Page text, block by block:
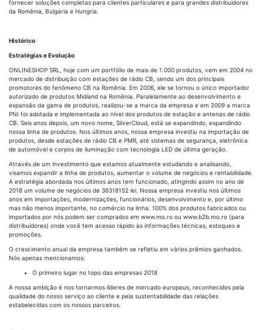
fornecer soluções completas para clientes particulares e para grandes distribuidores
da Romênia, Bulgária e Hungria.
Histórico
Estratégias e Evolução
ONLINESHOP SRL, hoje com um portfólio de mais de 1.000 produtos, vem em 2004 no
mercado de distribuição com estações de rádio CB, sendo um dos principais
promotores do fenômeno CB na Romênia. Em 2006, ele se tornou o único importador
autorizado de produtos Midland na Romênia. Paralelamente ao desenvolvimento e
expansão da gama de produtos, realizou-se a marca da empresa e em 2009 a marca
PNI foi adotada e implementada ao nível dos produtos de estação e antenas de rádio
CB. Seis anos depois, um novo nome, SilverCloud, está se expandindo, expandindo
nossa linha de produtos. Nos últimos anos, nossa empresa investiu na importação de
produtos, desde estações de rádio CB e PMR, até sistemas de segurança, eletrônica
de automóvel e corpos de iluminação com tecnologia LED de última geração.
Através de um investimento que estamos atualmente estudando e analisando,
visamos expandir a linha de produtos, aumentar o volume de negócios e rentabilidade.
A estratégia abordada nos últimos anos tem funcionado, atingindo assim no ano de
2018 um volume de negócios de 36318152 lei. Nossa empresa investiu nos últimos
anos em importações, modernizações, funcionários, desenvolvimento e, por último
mas não menos importante, no comércio na linha. 100% dos produtos fabricados ou
importados por nós podem ser comprados em www.mo.ro ou www.b2b.mo.ro (para
distribuidores) onde você tem acesso rápido às informações técnicas, estoques e
promoções.
O crescimento anual da empresa também se refletiu em vários prêmios ganhados.
Nós apenas mencionamos:
O primeiro lugar no topo das empresas 2018
A nossa ambição é nos tornarmos líderes de mercado europeus, reconhecidos pela
qualidade do nosso serviço ao cliente e pela sustentabilidade das relações
estabelecidas com os nossos parceiros.